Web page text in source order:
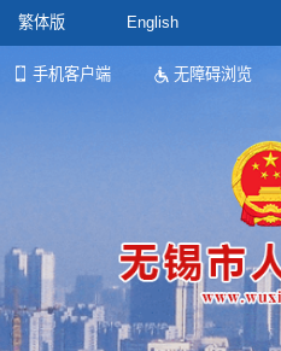
繁体版 English
手机客户端 无障碍浏览